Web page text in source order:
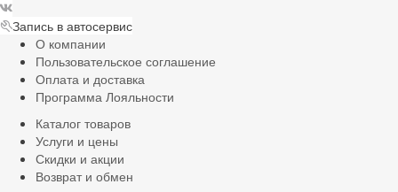
Запись в автосервис
О компании
Пользовательское соглашение
Оплата и доставка
Программа Лояльности
Каталог товаров
Услуги и цены
Скидки и акции
Возврат и обмен